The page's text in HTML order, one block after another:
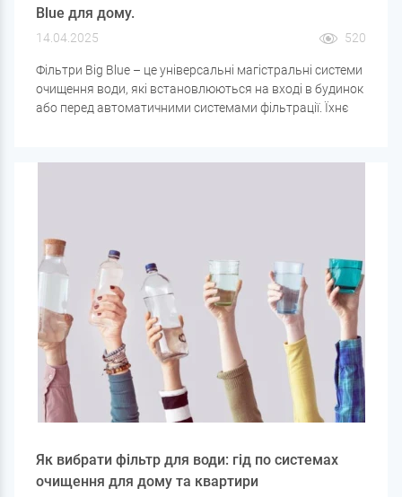
Blue для дому.
14.04.2025 520
Фільтри Big Blue – це універсальні магістральні системи
очищення води, які встановлюються на вході в будинок
або перед автоматичними системами фільтрації. Їхнє
що допомагає захистити побутову техніку та сантехніку,
Як вибрати фільтр для води: гід по системах
очищення для дому та квартири